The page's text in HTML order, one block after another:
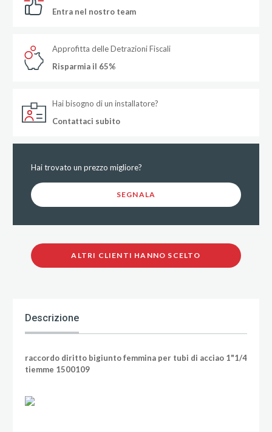
Entra nel nostro team
Approfitta delle Detrazioni Fiscali
Risparmia il 65%
Hai bisogno di un installatore?
Contattaci subito
Hai trovato un prezzo migliore?
SEGNALA
ALTRI CLIENTI HANNO SCELTO
Descrizione
raccordo diritto bigiunto femmina per tubi di acciao 1"1/4
tiemme 1500109